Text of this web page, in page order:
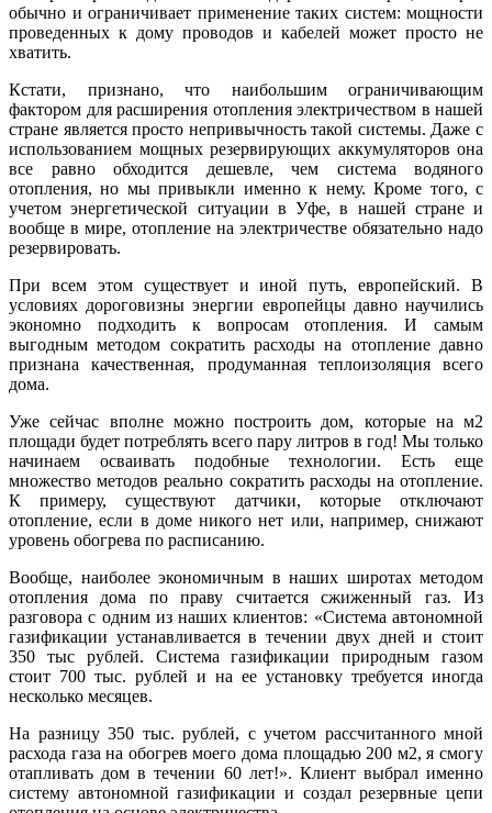
обычно и ограничивает применение таких систем: мощности
проведенных к дому проводов и кабелей может просто не
хватить.
Кстати, признано, что наибольшим ограничивающим
фактором для расширения отопления электричеством в нашей
стране является просто непривычность такой системы. Даже с
использованием мощных резервирующих аккумуляторов она
все равно обходится дешевле, чем система водяного
отопления, но мы привыкли именно к нему. Кроме того, с
учетом энергетической ситуации в Уфе, в нашей стране и
вообще в мире, отопление на электричестве обязательно надо
резервировать.
При всем этом существует и иной путь, европейский. В
условиях дороговизны энергии европейцы давно научились
экономно подходить к вопросам отопления. И самым
выгодным методом сократить расходы на отопление давно
признана качественная, продуманная теплоизоляция всего
дома.
Уже сейчас вполне можно построить дом, которые на м2
площади будет потреблять всего пару литров в год! Мы только
начинаем осваивать подобные технологии. Есть еще
множество методов реально сократить расходы на отопление.
К примеру, существуют датчики, которые отключают
отопление, если в доме никого нет или, например, снижают
уровень обогрева по расписанию.
Вообще, наиболее экономичным в наших широтах методом
отопления дома по праву считается сжиженный газ. Из
разговора с одним из наших клиентов: «Система автономной
газификации устанавливается в течении двух дней и стоит
350 тыс рублей. Система газификации природным газом
стоит 700 тыс. рублей и на ее установку требуется иногда
несколько месяцев.
На разницу 350 тыс. рублей, с учетом рассчитанного мной
расхода газа на обогрев моего дома площадью 200 м2, я смогу
отапливать дом в течении 60 лет!». Клиент выбрал именно
систему автономной газификации и создал резервные цепи